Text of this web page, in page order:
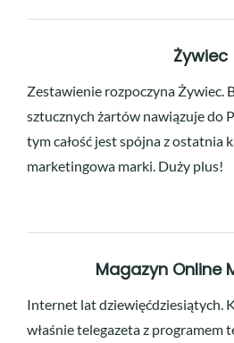
Żywiec
Zestawienie rozpoczyna Żywiec.
sztucznych żartów nawiązuje do
tym całość jest spójna z ostatnia
marketingowa marki. Duży plus!
Magazyn Online
Internet lat dziewięćdziesiątych.
właśnie telegazeta z programem